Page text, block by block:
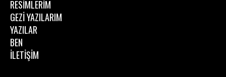
RESİMLERİM
GEZİ YAZILARIM
YAZILAR
BEN
İLETİŞİM